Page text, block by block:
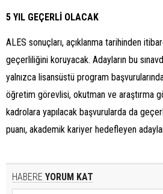
5 YIL GEÇERLİ OLACAK
ALES sonuçları, açıklanma tarihinden
geçerliliğini koruyacak. Adayların bu
yalnızca lisansüstü program
öğretim görevlisi, okutman ve araştırma
kadrolara yapılacak başvurularda da
puanı, akademik kariyer hedefleyen
HABERE YORUM KAT